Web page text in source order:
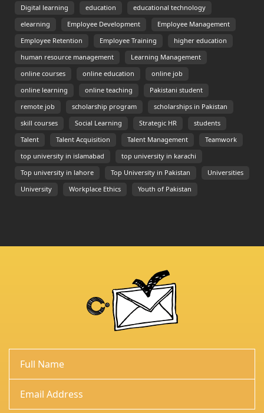
Digital learning education educational technology
elearning Employee Development Employee Management
Employee Retention Employee Training higher education
human resource management Learning Management
online courses online education online job
online learning online teaching Pakistani student
remote job scholarship program scholarships in Pakistan
skill courses Social Learning Strategic HR students
Talent Talent Acquisition Talent Management Teamwork
top university in islamabad top university in karachi
Top university in lahore Top University in Pakistan Universities
University Workplace Ethics Youth of Pakistan